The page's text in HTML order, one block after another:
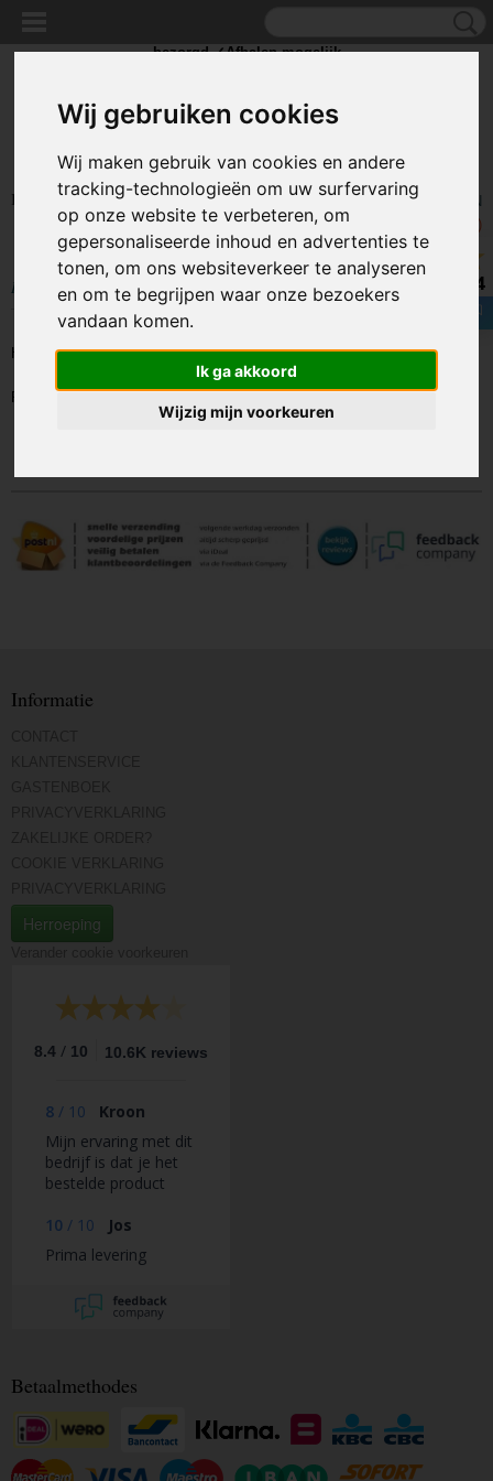
Wij gebruiken cookies
Wij maken gebruik van cookies en andere
tracking-technologieën om uw surfervaring
op onze website te verbeteren, om
gepersonaliseerde inhoud en advertenties te
tonen, om ons websiteverkeer te analyseren
en om te begrijpen waar onze bezoekers
vandaan komen.
Ik ga akkoord
Wijzig mijn voorkeuren
Inloggen Registreren
UW WINKELWAGEN
(0)
Home >BEELD EN GELUID> Koptelefoons
Helaas bevinden er zich in deze categorie nog geen producten.
Probeert u het later nog eens!
bezorgd ✓Afhalen mogelijk
8.4
Informatie
Herroeping
8.4 / 10 10.6K reviews
8 / 10
Kroon
Mijn ervaring met dit
bedrijf is dat je het
bestelde product
het voelt na
bestellen en betalen
wat onzeker
feedback of mail
10 / 10
Jos
Prima levering
Betaalmethodes